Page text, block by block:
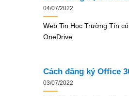
04/07/2022
Web Tin Học Trường Tín
OneDrive
Cách đăng ký Office
03/07/2022